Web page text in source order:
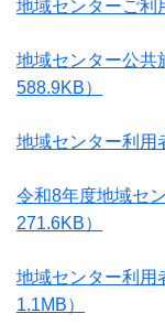
地域センターご利
地域センター公共
588.9KB）
地域センター利用
令和8年度地域セ
271.6KB）
地域センター利用
1.1MB）